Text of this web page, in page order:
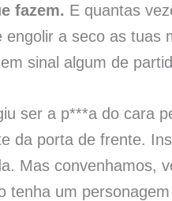
fazem. E quantas
a seco as
sinal algum de
ser a p***a do cara
da porta de frente.
Mas convenhamos,
tenha um